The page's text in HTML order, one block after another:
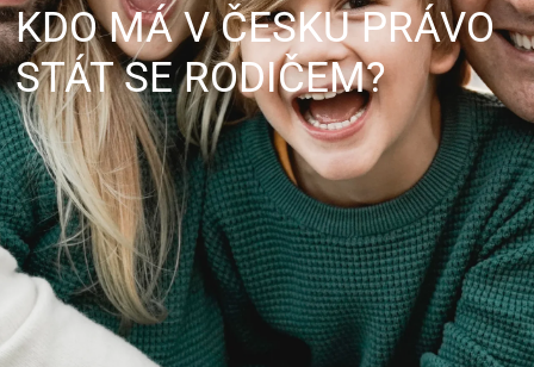
KDO MÁ V ČESKU PRÁVO
STÁT SE RODIČEM?